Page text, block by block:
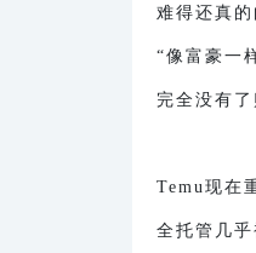
难得还真
“像富豪一
完全没有
Temu现在
全托管几